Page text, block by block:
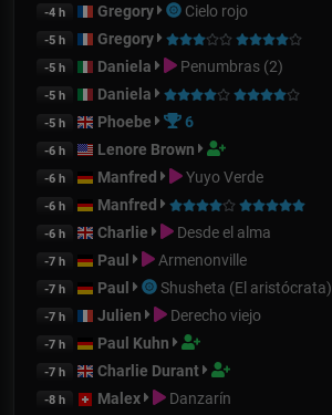
-4 h Gregory Cielo rojo
-5 h Gregory
-5 h Daniela Penumbras (2)
-5 h Daniela
-5 h Phoebe 6
-6 h Lenore Brown
-6 h Manfred Yuyo Verde
-6 h Manfred
-6 h Charlie Desde el alma
-7 h Paul Armenonville
-7 h Paul Shusheta (El aristócrata)
-7 h Julien Derecho viejo
-7 h Paul Kuhn
-7 h Charlie Durant
-8 h Malex Danzarín